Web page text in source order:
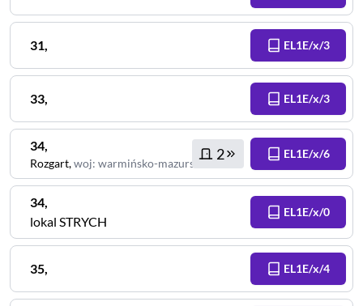
31, EL1E/x/3
33, EL1E/x/3
34,
Rozgart,woj: warmińsko-mazurskie
2 EL1E/x/6
34,
lokal STRYCH
EL1E/x/0
35, EL1E/x/4